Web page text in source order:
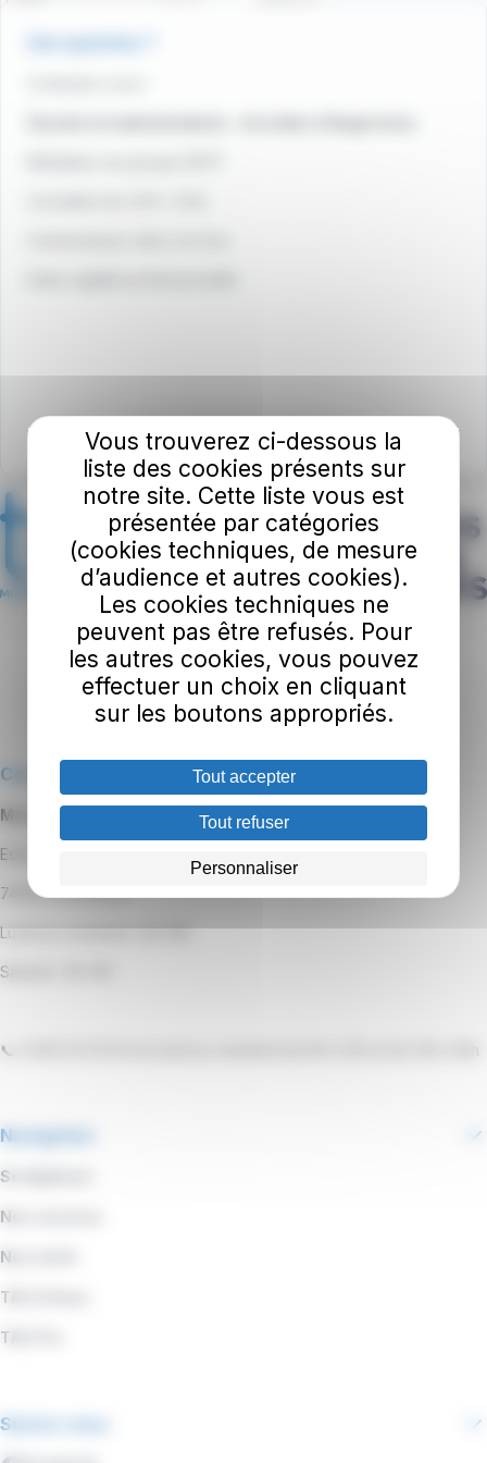
Contact
Maison de la Mobilité et du Tourisme
Esplanade François Mitterrand
74100 Annemasse
Lundi au vendredi : 8h-18h
Samedi : 9h-13h
📞 0 800 00 19 53 du lundi au vendredi de 9h à 12h et de 14h à 18h
Navigation
Se déplacer
Nos services
Nos tarifs
TAC & Vous
TAC Pro
Suivez-nous
Vous trouverez ci-dessous la
liste des cookies présents sur
notre site. Cette liste vous est
présentée par catégories
(cookies techniques, de mesure
d’audience et autres cookies).
Les cookies techniques ne
peuvent pas être refusés. Pour
les autres cookies, vous pouvez
effectuer un choix en cliquant
sur les boutons appropriés.
Tout accepter
Tout refuser
Personnaliser